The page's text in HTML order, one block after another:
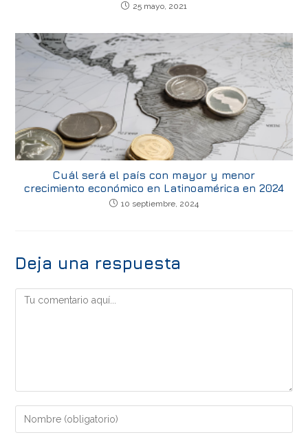
25 mayo, 2021
Cuál será el país con mayor y menor
crecimiento económico en Latinoamérica en 2024
10 septiembre, 2024
Deja una respuesta